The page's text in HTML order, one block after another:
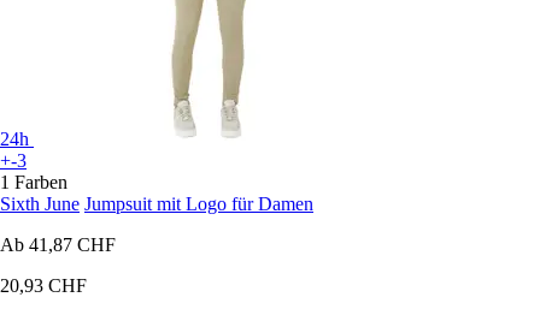
24h
+-3
1 Farben
Sixth June Jumpsuit mit Logo für Damen
Ab 41,87 CHF
20,93 CHF